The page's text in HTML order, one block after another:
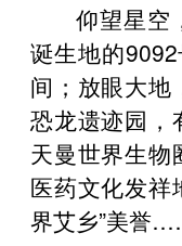
仰望星空
诞生地的
间；放眼大地
恐龙遗迹园，
天曼世界生物
医药文化发祥
界艾乡”美誉